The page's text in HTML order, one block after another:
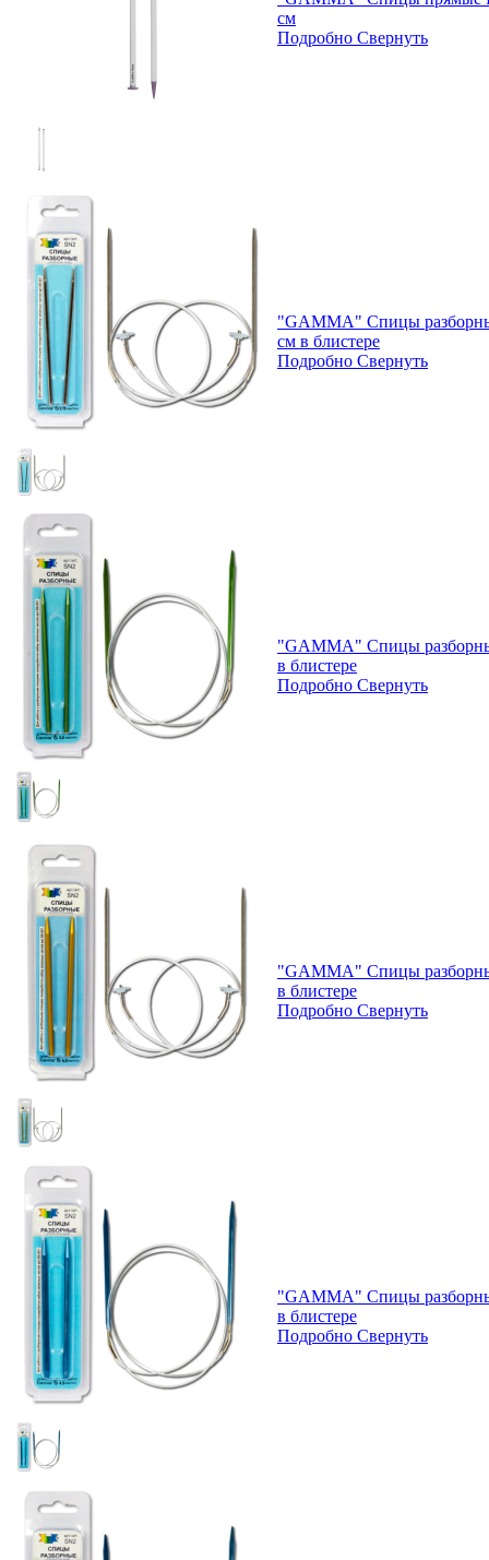
см
Подробно Свернуть
"GAMMA" Спицы
см в блистере
Подробно Свернуть
"GAMMA" Спицы
в блистере
Подробно Свернуть
"GAMMA" Спицы
в блистере
Подробно Свернуть
"GAMMA" Спицы
в блистере
Подробно Свернуть